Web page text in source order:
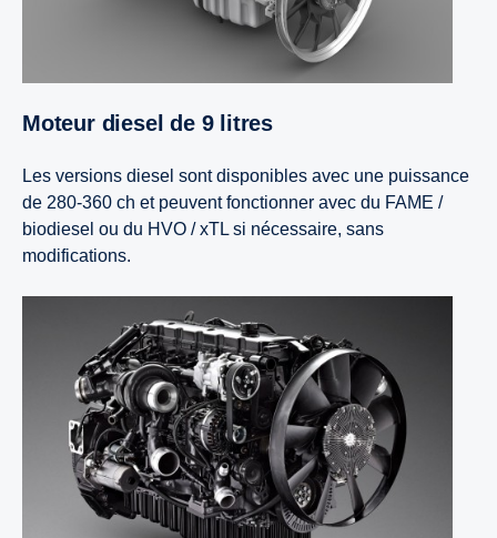
Moteur diesel de 9 litres
Les versions diesel sont disponibles avec une puissance
de 280-360 ch et peuvent fonctionner avec du FAME /
biodiesel ou du HVO / xTL si nécessaire, sans
modifications.